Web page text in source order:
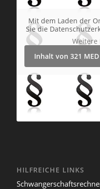
Mit dem Laden der
Sie die
Inhalt von 321
HILFREICHE LINKS